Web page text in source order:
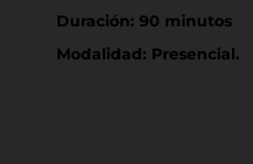
Duración: 90 minutos
Modalidad: Presencial.